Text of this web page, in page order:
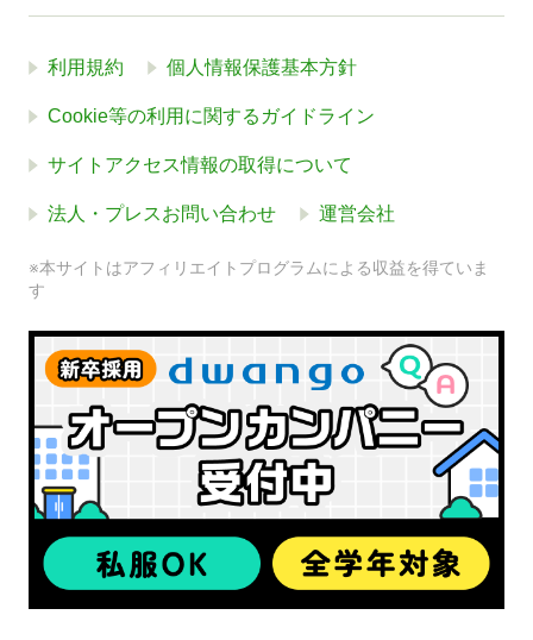
利用規約 個人情報保護基本方針
Cookie等の利用に関するガイドライン
サイトアクセス情報の取得について
法人・プレスお問い合わせ 運営会社
※本サイトはアフィリエイトプログラムによる収益を得ていま
す